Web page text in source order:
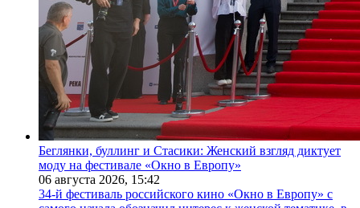
Беглянки, буллинг и Стасики: Женский взгляд диктует
моду на фестивале «Окно в Европу»
06 августа 2026, 15:42
34-й фестиваль российского кино «Окно в Европу» с